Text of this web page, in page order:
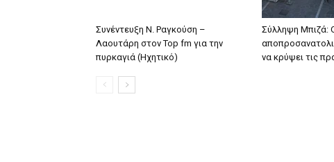
Συνέντευξη Ν. Ραγκούση –
Λαουτάρη στον Top fm για την
πυρκαγιά (Ηχητικό)
Σύλληψη Μπιζά:
να κρύψει τις